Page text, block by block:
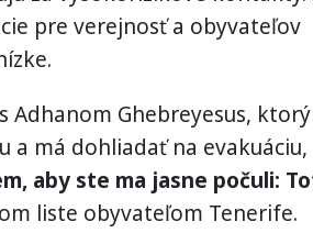
pre verejnosť a obyvateľov
Adhanom Ghebreyesus,
a má dohliadať na evakuáciu,
aby ste ma jasne počuli:
liste obyvateľom Tenerife.